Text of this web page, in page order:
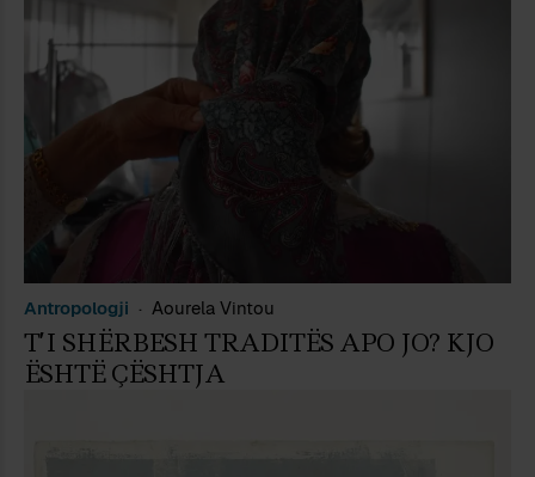
Antropologji Aourela Vintou
T’I SHËRBESH TRADITËS APO JO? KJO
ËSHTË ÇËSHTJA